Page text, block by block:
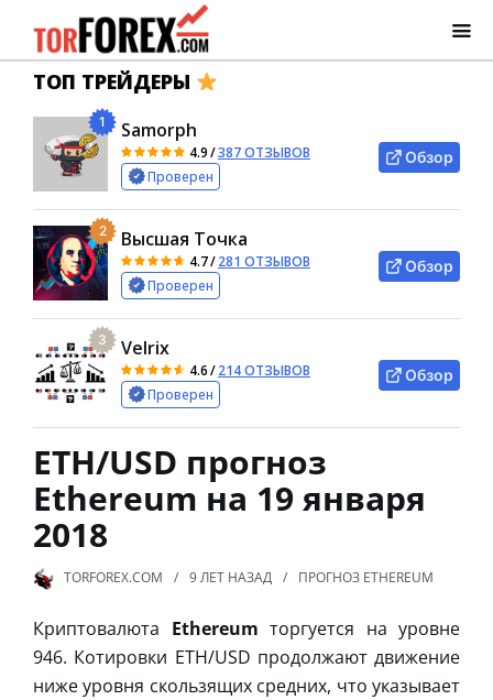
ТОП ТРЕЙДЕРЫ
1 Samorph
4.9/387 ОТЗЫВОВ
Проверен
Обзор
2 Высшая Точка
4.7/281 ОТЗЫВОВ
Проверен
Обзор
3 Velrix
4.6/214 ОТЗЫВОВ
Проверен
Обзор
ETH/USD прогноз
Ethereum на 19 января
2018
TORFOREX.COM 9 ЛЕТ НАЗАД ПРОГНОЗ ETHEREUM
Криптовалюта Ethereum торгуется на уровне
946. Котировки ETH/USD продолжают движение
ниже уровня скользящих средних, что указывает